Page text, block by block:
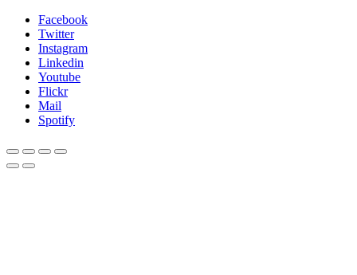
Facebook
Twitter
Instagram
Linkedin
Youtube
Flickr
Mail
Spotify